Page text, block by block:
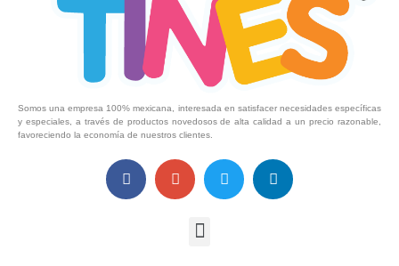
Somos una empresa 100% mexicana, interesada en satisfacer necesidades específicas
y especiales, a través de productos novedosos de alta calidad a un precio razonable,
favoreciendo la economía de nuestros clientes.